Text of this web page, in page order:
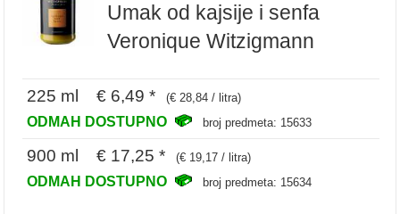
Umak od kajsije i senfa
Veronique Witzigmann
225 ml € 6,49 * (€ 28,84 / litra)
ODMAH DOSTUPNO broj predmeta: 15633
900 ml € 17,25 * (€ 19,17 / litra)
ODMAH DOSTUPNO broj predmeta: 15634